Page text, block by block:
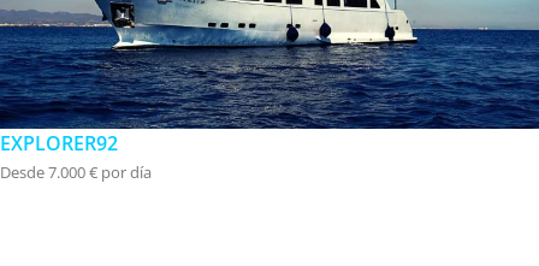
EXPLORER92
Desde 7.000 € por día